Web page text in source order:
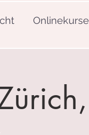
Onlinekurse